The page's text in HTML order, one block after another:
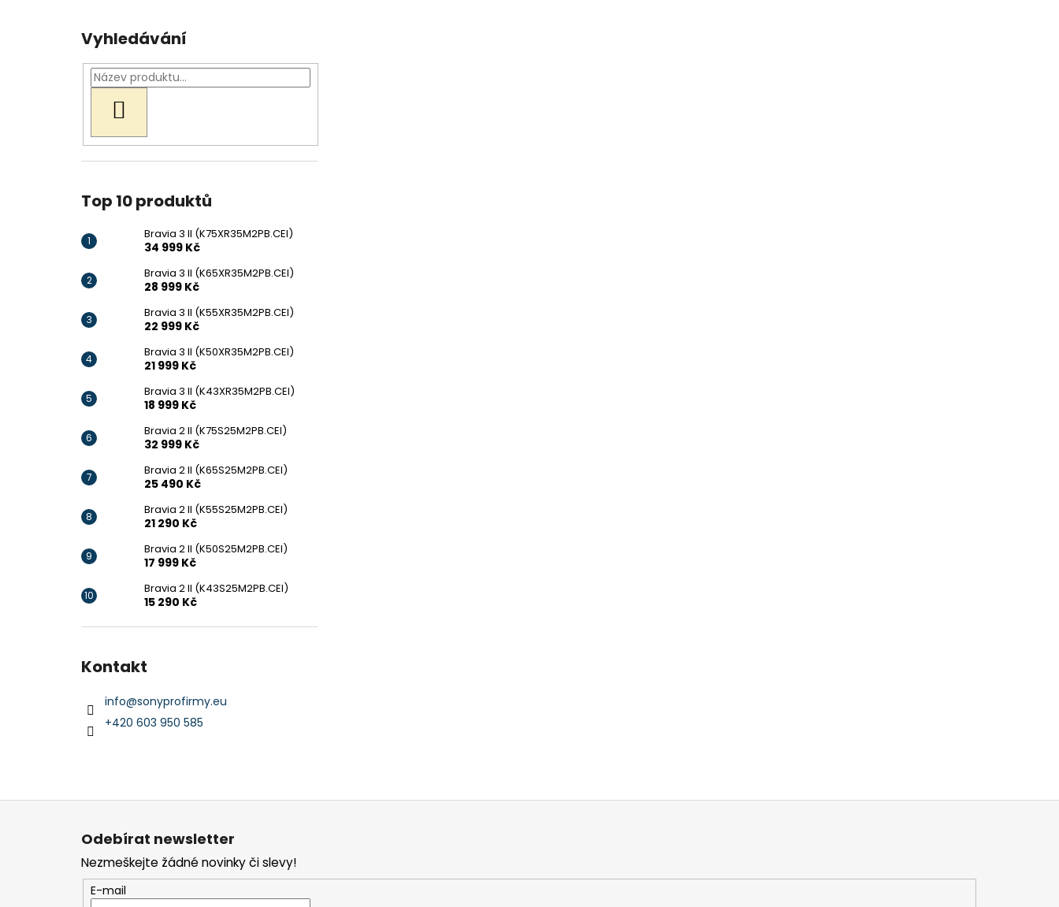
Vyhledávání
Top 10 produktů
Bravia 3 II (K75XR35M2PB.CEI)
34 999 Kč
Bravia 3 II (K65XR35M2PB.CEI)
28 999 Kč
Bravia 3 II (K55XR35M2PB.CEI)
22 999 Kč
Bravia 3 II (K50XR35M2PB.CEI)
21 999 Kč
Bravia 3 II (K43XR35M2PB.CEI)
18 999 Kč
Bravia 2 II (K75S25M2PB.CEI)
32 999 Kč
Bravia 2 II (K65S25M2PB.CEI)
25 490 Kč
Bravia 2 II (K55S25M2PB.CEI)
21 290 Kč
Bravia 2 II (K50S25M2PB.CEI)
17 999 Kč
Bravia 2 II (K43S25M2PB.CEI)
15 290 Kč
Kontakt
info@sonyprofirmy.eu
+420 603 950 585
Odebírat newsletter
Nezmeškejte žádné novinky či slevy!
E-mail